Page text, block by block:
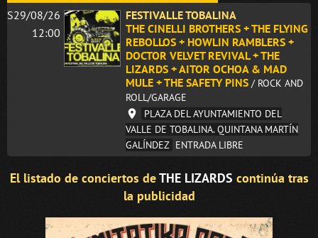
S29/08/26
12:00
FESTIVALLE TOBALINA
THE CINELLI BROTHERS + THE FLYING
REBOLLOS + HOWLIN RAMBLERS +
DOCTOR VELVET REVIVAL + THE
LIZARDS + AITOR OCHOA & MAD
MULE + THE SAFETY PINS / ROCK AND
ROLL/GARAGE
PLAZA DEL AYUNTAMIENTO DEL
VALLE DE TOBALINA. QUINTANA MARTÍN
GALÍNDEZ ENTRADA LIBRE
El listado de conciertos deTHE LIZARDS continúa tras
la publicidad